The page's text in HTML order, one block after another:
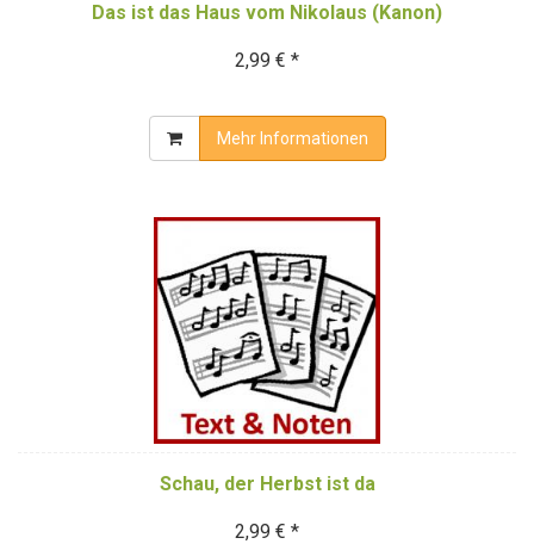
Das ist das Haus vom Nikolaus (Kanon)
2,99 € *
Mehr Informationen
Schau, der Herbst ist da
2,99 € *